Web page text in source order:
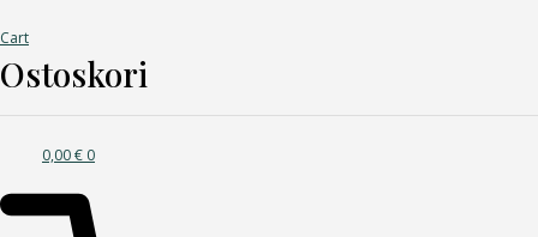
Cart
Ostoskori
0,00€ 0